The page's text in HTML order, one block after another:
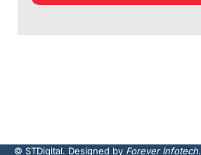
© STDigital. Designed by Forever Infotech.